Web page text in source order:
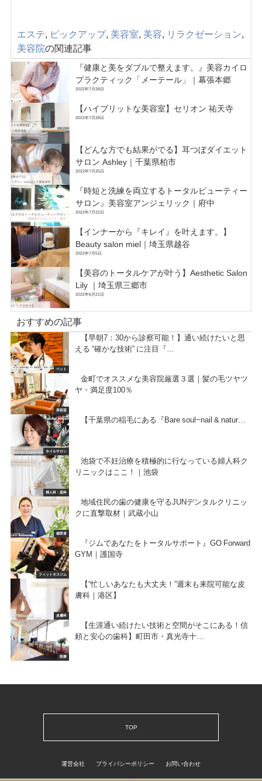
エステ ピックアップ, 美容室 美容 リラクゼーション
美容院の関連記事
『健康と美をダブルで整えます。』美容カイロ
プラクティック「メーテール」｜幕張本郷
2022年7月28日
【ハイブリットな美容室】セリオン 祐天寺
2022年7月28日
【どんな方でも結果がでる】耳つぼダイエット
サロン Ashley｜千葉県柏市
2022年7月25日
『時短と洗練を両立するトータルビューティー
サロン』美容室アンジェリック｜府中
2022年7月22日
【インナーから『キレイ』を叶えます。】
Beauty salon miel｜埼玉県越谷
2022年7月5日
【美容のトータルケアが叶う】Aesthetic Salon
Lily ｜埼玉県三郷市
2022年6月21日
おすすめの記事
ペット
【早朝7：30から診察可能！】通い続けたいと思
える “確かな技術” に注目『…
美容室
金町でオススメな美容院厳選３選｜髪の毛ツヤツ
ヤ・満足度100％
ネイルサロン
【千葉県の稲毛にある『Bare soul~nail & natur…
婦人科・産科
池袋で不妊治療を積極的に行なっている婦人科ク
リニックはここ！｜池袋
歯医者
地域住民の歯の健康を守るJUNデンタルクリニッ
クに直撃取材｜武蔵小山
フィットネスジム
『ジムであなたをトータルサポート』GO Forward
GYM｜護国寺
皮膚科
【“忙しいあなたも大丈夫！”週末も来院可能な皮
膚科｜港区】
医療
【生涯通い続けたい技術と空間がそこにある！信
頼と安心の歯科】町田市・真光寺十…
TOP
運営会社 プライバシーポリシー お問い合わせ